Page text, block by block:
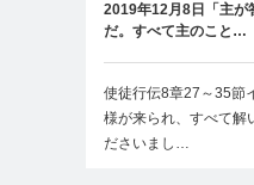
2019年12月8日「主が
だ。すべて主のこと…
使徒行伝8章27～35節
様が来られ、すべて解
ださいまし…